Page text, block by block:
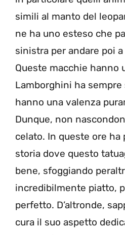
simili al manto del
ne ha uno esteso che
sinistra per andare poi
Queste macchie hanno
Lamborghini ha
hanno una valenza
Dunque, non
celato. In queste ore ha
storia dove questo
bene, sfoggiando
incredibilmente piatto,
perfetto. D’altronde,
cura il suo aspetto